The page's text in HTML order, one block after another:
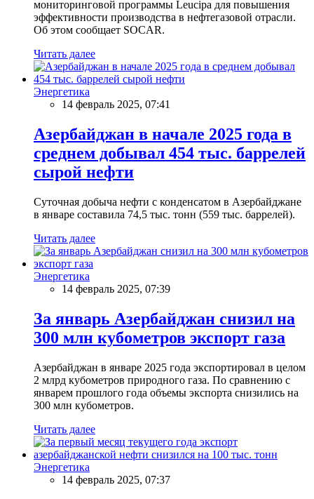
мониторинговой программы Leucipa для повышения
эффективности производства в нефтегазовой отрасли.
Об этом сообщает SOCAR.
Читать далее
Энергетика
14 февраль 2025, 07:41
Азербайджан в начале 2025 года в
среднем добывал 454 тыс. баррелей
сырой нефти
Суточная добыча нефти с конденсатом в Азербайджане
в январе составила 74,5 тыс. тонн (559 тыс. баррелей).
Читать далее
Энергетика
14 февраль 2025, 07:39
За январь Азербайджан снизил на
300 млн кубометров экспорт газа
Азербайджан в январе 2025 года экспортировал в целом
2 млрд кубометров природного газа. По сравнению с
январем прошлого года объемы экспорта снизились на
300 млн кубометров.
Читать далее
Энергетика
14 февраль 2025, 07:37